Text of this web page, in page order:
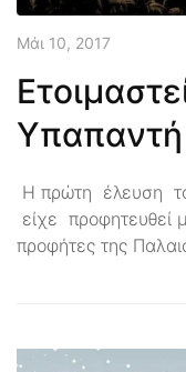
Μάι 10, 2017
Υπαπαντή
Η πρώτη έλευση
είχε προφητευθεί
προφήτες της